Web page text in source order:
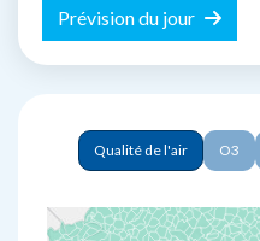
Prévision du jour
Polluants
Qualité de l'air O3